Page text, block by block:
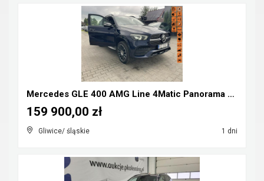
Mercedes GLE 400 AMG Line 4Matic Panorama Pneumaty...
Gliwice/ śląskie 1 dni
159 900,00 zł